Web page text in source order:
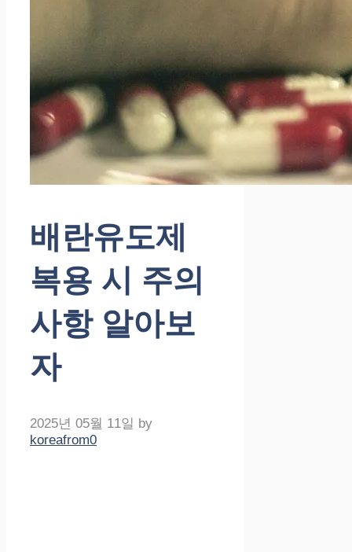
배란유도제
복용 시 주의
사항 알아보
자
2025년 05월 11일 by
koreafrom0